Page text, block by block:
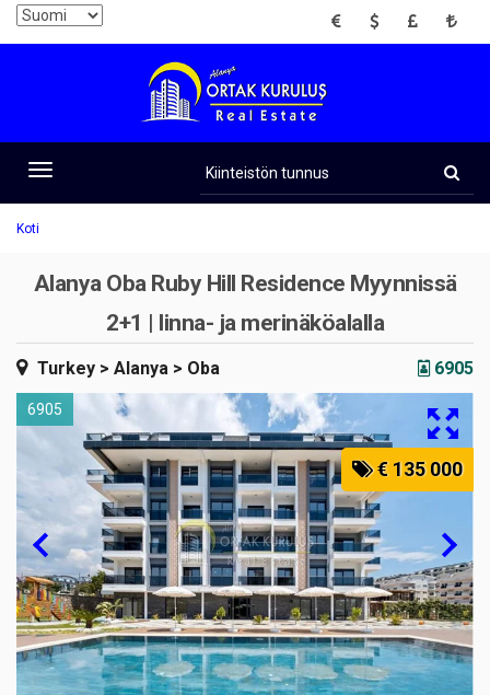
EUR USD GBP TRY
Toggle
navigation
tunnus
Koti
Alanya Oba Ruby Hill Residence Myynnissä
2+1 | linna- ja merinäköalalla
Turkey > Alanya > Oba 6905
6905
€ 135 000